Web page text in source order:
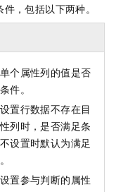
，包括以下两种。
个属性列的值是否
件。
置行数据不存在目
列时，是否满足条
设置时默认为满足
置参与判断的属性